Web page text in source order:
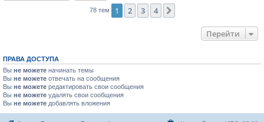
78 тем 1 2 3 4
Перейти
ПРАВА ДОСТУПА
Вы не можете начинать темы
Вы не можете отвечать на сообщения
Вы не можете редактировать свои сообщения
Вы не можете удалять свои сообщения
Вы не можете добавлять вложения